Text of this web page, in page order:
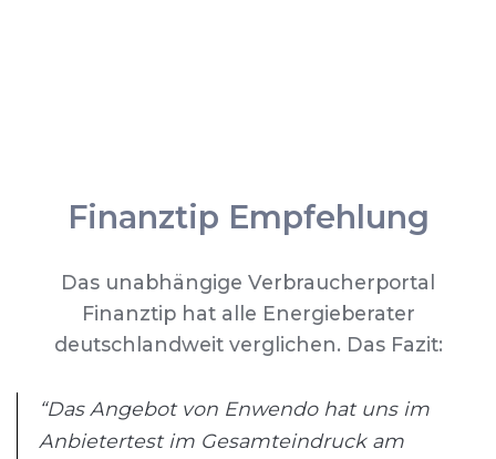
Finanztip Empfehlung
Das unabhängige Verbraucherportal
Finanztip hat alle Energieberater
deutschlandweit verglichen. Das Fazit:
“Das Angebot von Enwendo hat uns im
Anbietertest im Gesamteindruck am